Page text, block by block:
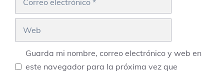
Guarda mi nombre, correo electrónico y web en
este navegador para la próxima vez que